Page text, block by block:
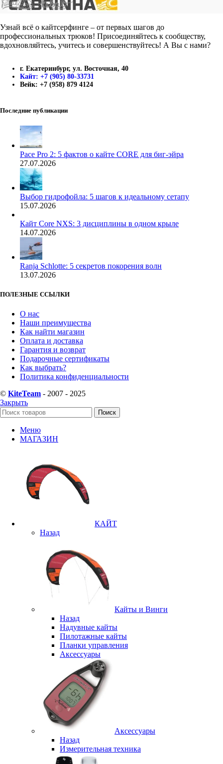
Узнай всё о кайтсерфинге – от первых шагов до
профессиональных трюков! Присоединяйтесь к сообществу,
вдохновляйтесь, учитесь и совершенствуйтесь! А Вы с нами?
г. Екатеринбург, ул. Восточная, 40
Кайт: +7 (905) 80-33731
Вейк: +7 (958) 879 4124
Последние публикации
Pace Pro 2: 5 фактов о кайте CORE для биг-эйра
27.07.2026
Выбор гидрофойла: 5 шагов к идеальному сетапу
15.07.2026
Кайт Core NXS: 3 дисциплины в одном крыле
14.07.2026
Ranja Schlotte: 5 секретов покорения волн
13.07.2026
ПОЛЕЗНЫЕ ССЫЛКИ
О нас
Наши преимущества
Как найти магазин
Оплата и доставка
Гарантия и возврат
Подарочные сертификаты
Как выбрать?
Политика конфиденциальности
© KiteTeam - 2007 - 2025
Закрыть
Поиск
Меню
МАГАЗИН
КАЙТ
Назад
Кайты и Винги
Назад
Надувные кайты
Пилотажные кайты
Планки управления
Аксессуары
Аксессуары
Назад
Измерительная техника